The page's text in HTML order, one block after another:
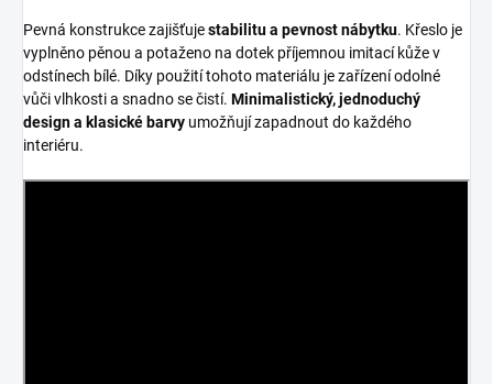
Pevná konstrukce zajišťujestabilitu a pevnost nábytku. Křeslo je
vyplněno pěnou a potaženo na dotek příjemnou imitací kůže v
odstínech bílé. Díky použití tohoto materiálu je zařízení odolné
vůči vlhkosti a snadno se čistí. Minimalistický, jednoduchý
design a klasické barvy umožňují zapadnout do každého
interiéru.